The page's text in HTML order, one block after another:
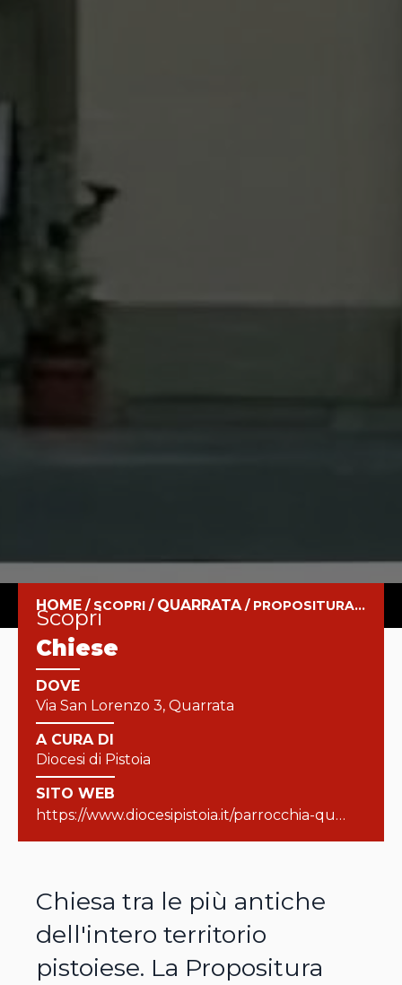
HOME / SCOPRI / QUARRATA/ PROPOSITURA DI SANTA MARIA ASSUNTA
Scopri
Chiese
DOVE
Via San Lorenzo 3, Quarrata
A CURA DI
Diocesi di Pistoia
SITO WEB
https://www.diocesipistoia.it/parrocchia-quarrata/
Chiesa tra le più antiche
dell'intero territorio
pistoiese. La Propositura